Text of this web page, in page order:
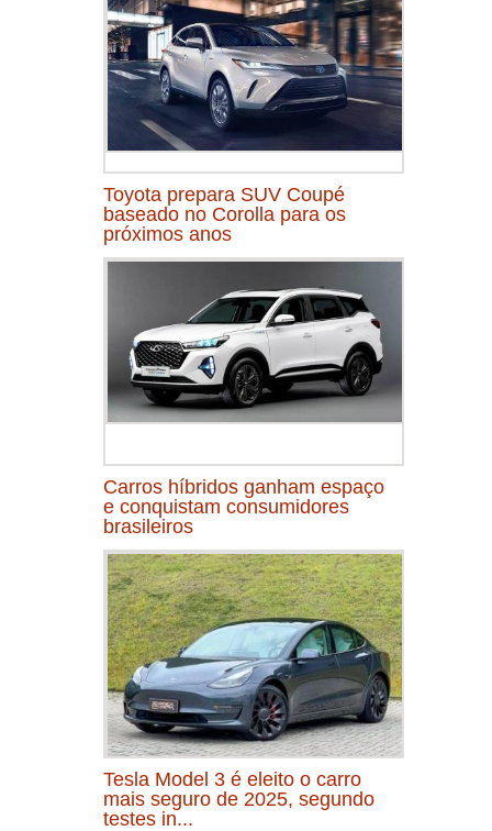
Toyota prepara SUV Coupé
baseado no Corolla para os
próximos anos
Carros híbridos ganham espaço
e conquistam consumidores
brasileiros
Tesla Model 3 é eleito o carro
mais seguro de 2025, segundo
testes in...